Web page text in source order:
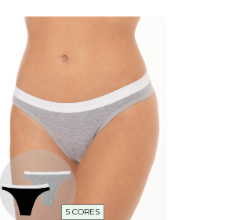
5 CORES